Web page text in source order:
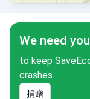
We need
to keep
crashes
捐赠